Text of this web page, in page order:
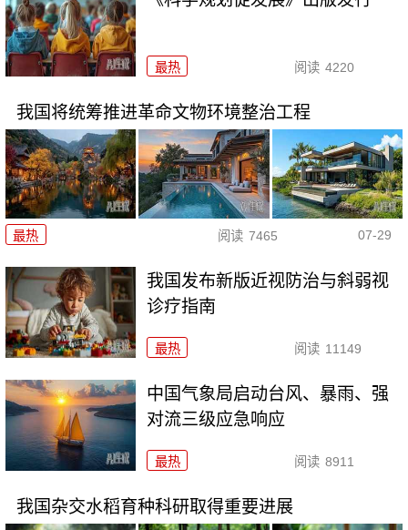
最热 阅读 4220
我国将统筹推进革命文物环境整治工程
最热 阅读 7465 07-29
我国发布新版近视防治与斜弱视
诊疗指南
最热 阅读 11149
中国气象局启动台风、暴雨、强
对流三级应急响应
最热 阅读 8911
我国杂交水稻育种科研取得重要进展